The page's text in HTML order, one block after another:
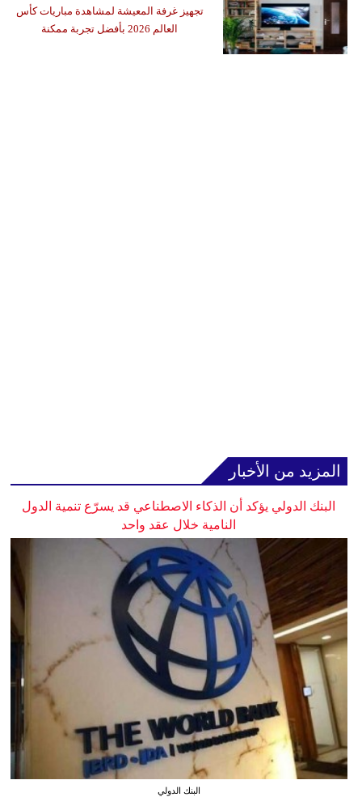
تجهيز غرفة المعيشة لمشاهدة مباريات كأس
العالم 2026 بأفضل تجربة ممكنة
المزيد من الأخبار
البنك الدولي يؤكد أن الذكاء الاصطناعي قد يسرّع تنمية الدول
النامية خلال عقد واحد
البنك الدولي